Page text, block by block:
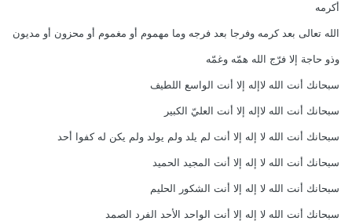
أكرمه
الله تعالى بعد كرمه وفرجا بعد فرجه وما مهموم أو مغموم أو محزون أو مديون
وذو حاجة إلا فرّج الله همّه وغمّه
سبحانك أنت الله لاإله إلا أنت الواسع اللطيف
سبحانك أنت الله لاإله إلا أنت العليّ الكبير
سبحانك أنت الله لا إله إلا أنت لم يلد ولم يولد ولم يكن له كفوا أحد
سبحانك أنت الله لا إله إلا أنت المجيد الحميد
سبحانك أنت الله لا إله إلا أنت الشكور الحليم
سبحانك أنت الله لا إله إلا أنت الواحد الأحد الفرد الصمد